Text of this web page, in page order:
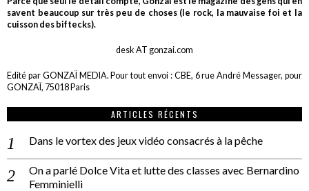
savent beaucoup sur très peu de choses (le rock, la mauvaise foi et la
cuisson des biftecks).
desk AT gonzai.com
Edité par GONZAÏ MEDIA. Pour tout envoi : CBE, 6 rue André Messager, pour
GONZAÏ, 75018 Paris
ARTICLES RÉCENTS
Dans le vortex des jeux vidéo consacrés à la pêche
On a parlé Dolce Vita et lutte des classes avec Bernardino
Femminielli